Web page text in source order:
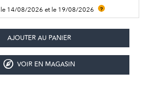
le 14/08/2026 et le 19/08/2026 ?
VOIR EN MAGASIN